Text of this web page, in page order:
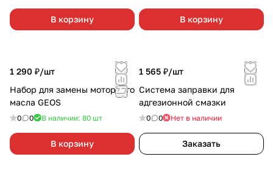
В корзину В корзину
1 290 ₽/шт
Набор для замены моторного
масла GEOS
0 0 В наличии: 80 шт
В корзину
1 565 ₽/шт
Система заправки для
адгезионной смазки
0 0 Нет в наличии
Заказать